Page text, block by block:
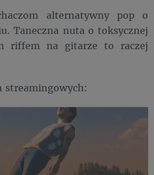
alternatywny pop o
Taneczna nuta o toksycznej
riffem na gitarze to raczej
streamingowych: